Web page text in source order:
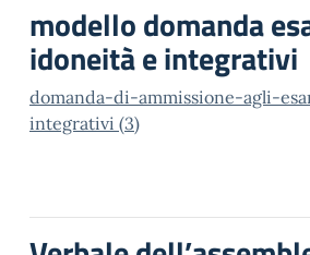
modello domanda
idoneità e integrativi
domanda-di-ammissione-agli-
integrativi (3)